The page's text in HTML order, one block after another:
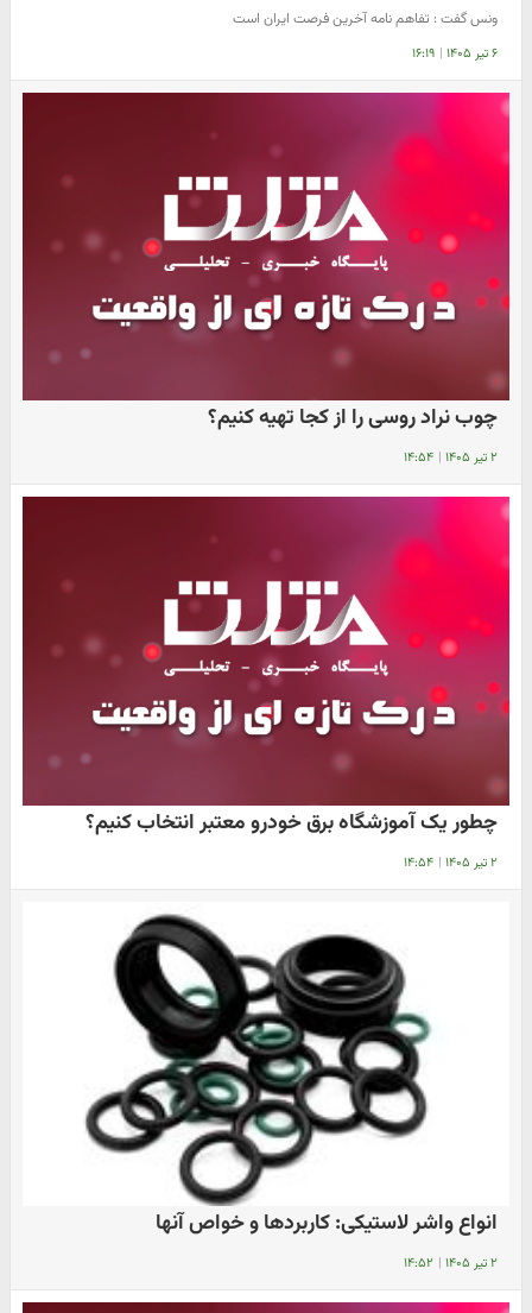
ونس گفت : تفاهم نامه آخرین فرصت ایران است
۶ تیر ۱۴۰۵ | ۱۶:۱۹
چوب نراد روسی را از کجا تهیه کنیم؟
۲ تیر ۱۴۰۵ | ۱۴:۵۴
چطور یک آموزشگاه برق خودرو معتبر انتخاب کنیم؟
۲ تیر ۱۴۰۵ | ۱۴:۵۴
انواع واشر لاستیکی: کاربردها و خواص آنها
۲ تیر ۱۴۰۵ | ۱۴:۵۲